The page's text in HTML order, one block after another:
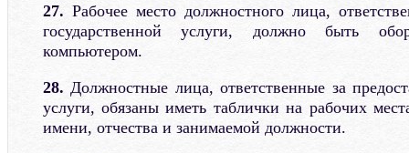
27. Рабочее место должностного лица,
государственной услуги, должно быть
компьютером.
28. Должностные лица, ответственные за
услуги, обязаны иметь таблички на рабочих
имени, отчества и занимаемой должности.